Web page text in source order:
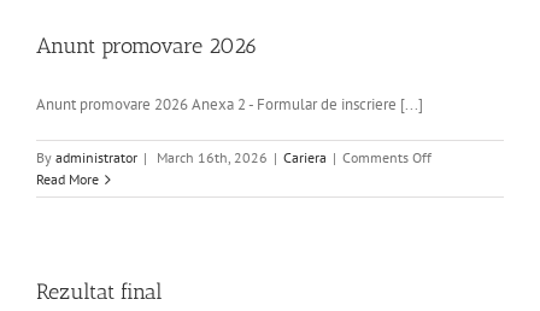
Anunt promovare 2026
Anunt promovare 2026 Anexa 2 - Formular de inscriere [...]
By administrator | March 16th, 2026 | Cariera | Comments Offon
promovare
Read More
Rezultat final